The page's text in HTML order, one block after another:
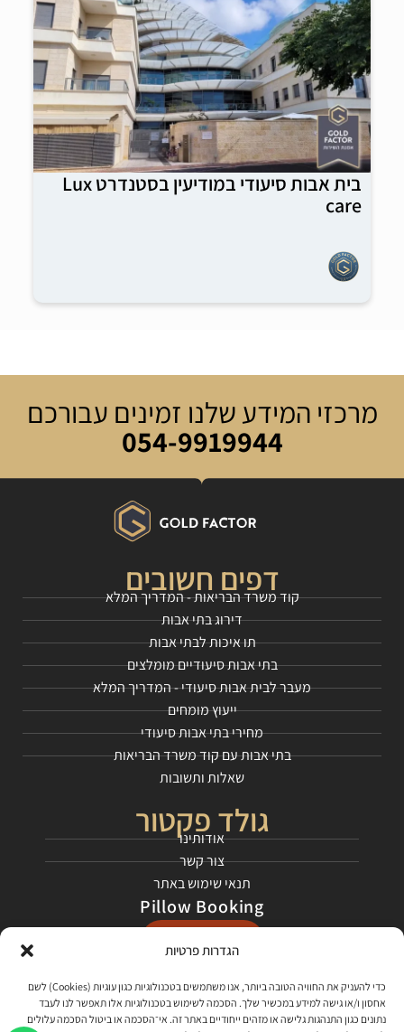
הגדרות פרטיות
כדי להעניק את החוויה הטובה ביותר, אנו משתמשים בטכנולוגיות כגון עוגיות (Cookies) לשם
אחסון ו/או גישה למידע במכשיר שלך. הסכמה לשימוש בטכנולוגיות אלו תאפשר לנו לעבד
נתונים כגון התנהגות גלישה או מזהים ייחודיים באתר זה. אי־הסכמה או ביטול הסכמה עלולים
בית אבות סיעודי במודיעין בסטנדרט Lux
care
מרכזי המידע שלנו זמינים עבורכם
054-9919944
דפים חשובים
קוד משרד הבריאות - המדריך המלא
דירוג בתי אבות
תו איכות לבתי אבות
בתי אבות סיעודיים מומלצים
מעבר לבית אבות סיעודי - המדריך המלא
ייעוץ מומחים
מחירי בתי אבות סיעודי
בתי אבות עם קוד משרד הבריאות
שאלות ותשובות
גולד פקטור
אודותינו
צור קשר
תנאי שימוש באתר
Pillow Booking
רשתות חברתיות
בקרו אותנו בפייסבוק